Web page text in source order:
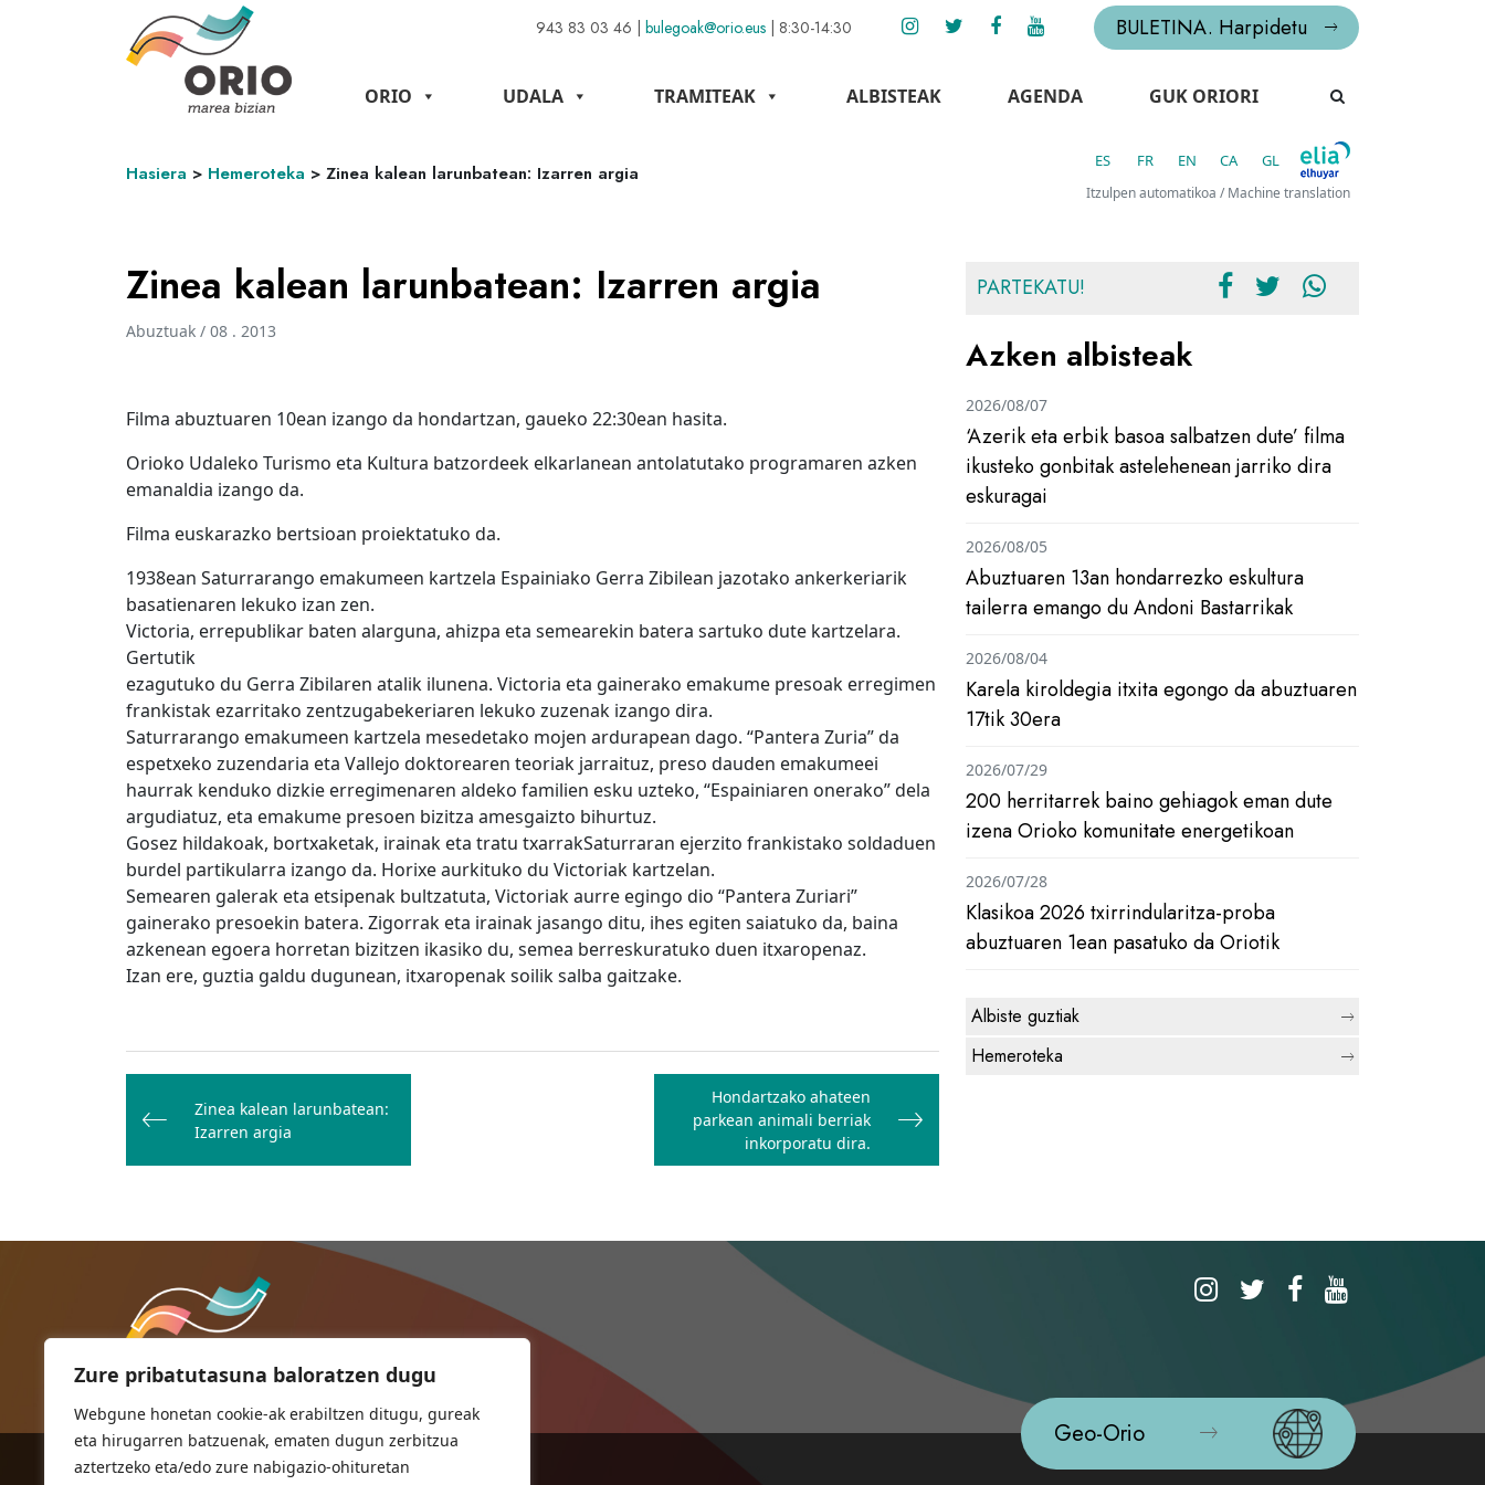
Zure pribatutasuna baloratzen dugu
Webgune honetan cookie-ak erabiltzen ditugu, gureak
eta hirugarren batzuenak, ematen dugun zerbitzua
aztertzeko eta/edo zure nabigazio-ohituretan
943 83 03 46 | bulegoak@orio.eus | 8:30-14:30 BULETINA. Harpidetu
ORIO UDALA TRAMITEAK ALBISTEAK AGENDA GUK ORIORI
Hasiera > Hemeroteka > Zinea kalean larunbatean: Izarren argia
ES FR EN CA GL
Itzulpen automatikoa / Machine translation
Zinea kalean larunbatean: Izarren argia
Abuztuak / 08 . 2013
Filma abuztuaren 10ean izango da hondartzan, gaueko 22:30ean hasita.
Orioko Udaleko Turismo eta Kultura batzordeek elkarlanean antolatutako programaren azken
emanaldia izango da.
Filma euskarazko bertsioan proiektatuko da.
1938ean Saturrarango emakumeen kartzela Espainiako Gerra Zibilean jazotako ankerkeriarik
basatienaren lekuko izan zen.
Victoria, errepublikar baten alarguna, ahizpa eta semearekin batera sartuko dute kartzelara.
Gertutik
ezagutuko du Gerra Zibilaren atalik ilunena. Victoria eta gainerako emakume presoak erregimen
frankistak ezarritako zentzugabekeriaren lekuko zuzenak izango dira.
Saturrarango emakumeen kartzela mesedetako mojen ardurapean dago. “Pantera Zuria” da
espetxeko zuzendaria eta Vallejo doktorearen teoriak jarraituz, preso dauden emakumeei
haurrak kenduko dizkie erregimenaren aldeko familien esku uzteko, “Espainiaren onerako” dela
argudiatuz, eta emakume presoen bizitza amesgaizto bihurtuz.
Gosez hildakoak, bortxaketak, irainak eta tratu txarrakSaturraran ejerzito frankistako soldaduen
burdel partikularra izango da. Horixe aurkituko du Victoriak kartzelan.
Semearen galerak eta etsipenak bultzatuta, Victoriak aurre egingo dio “Pantera Zuriari”
gainerako presoekin batera. Zigorrak eta irainak jasango ditu, ihes egiten saiatuko da, baina
azkenean egoera horretan bizitzen ikasiko du, semea berreskuratuko duen itxaropenaz.
Izan ere, guztia galdu dugunean, itxaropenak soilik salba gaitzake.
Bidalketetan
zehar
nabigatu
Zinea kalean larunbatean:
Izarren argia
Hondartzako ahateen
parkean animali berriak
inkorporatu dira.
PARTEKATU!
Azken albisteak
‘Azerik eta erbik basoa salbatzen dute’ filma
ikusteko gonbitak astelehenean jarriko dira
eskuragai
2026/08/07
Abuztuaren 13an hondarrezko eskultura
tailerra emango du Andoni Bastarrikak
2026/08/05
Karela kiroldegia itxita egongo da abuztuaren
17tik 30era
2026/08/04
200 herritarrek baino gehiagok eman dute
izena Orioko komunitate energetikoan
2026/07/29
Klasikoa 2026 txirrindularitza-proba
abuztuaren 1ean pasatuko da Oriotik
2026/07/28
Albiste guztiak
Hemeroteka
Geo-Orio
ORIOKO UDALA